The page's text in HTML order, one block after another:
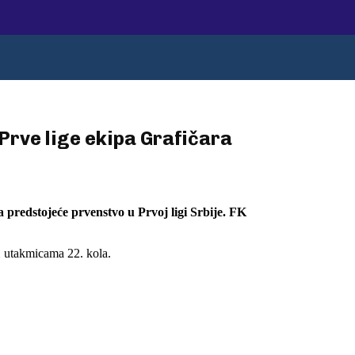
lige ekipa Grafičara
prvenstvo u Prvoj ligi Srbije. FK
utakmicama 22. kola.